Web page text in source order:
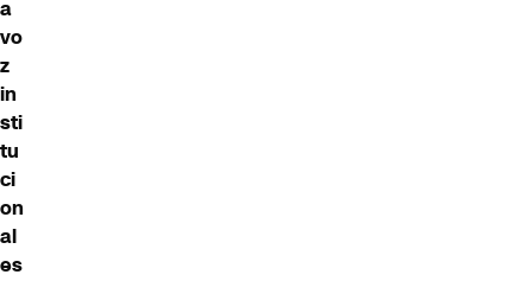
a
vo
z
in
sti
tu
ci
on
al
es